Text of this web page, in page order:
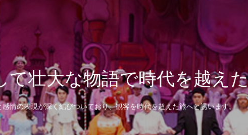
壮大な物語で時代を越え
情の表現が深く結びついており、観客を時代を超えた旅へと誘います。